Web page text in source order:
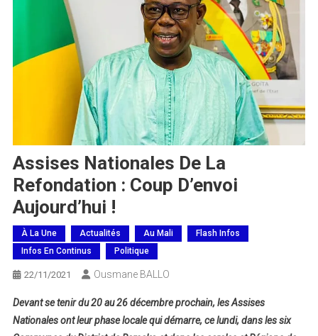
Assises Nationales De La
Refondation : Coup D’envoi
Aujourd’hui !
À La Une Actualités Au Mali
Flash Infos
Infos En Continus
Politique
22/11/2021 Ousmane BALLO
Devant se tenir du 20 au 26 décembre prochain, les Assises
Nationales ont leur phase locale qui démarre, ce lundi, dans les six